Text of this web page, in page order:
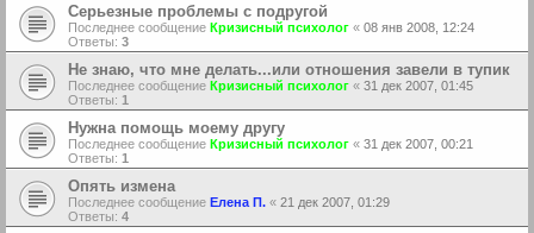
Серьезные проблемы с подругой
Последнее сообщение Кризисный психолог « 08 янв 2008, 12:24
Ответы: 3
Не знаю, что мне делать...или отношения завели в тупик
Последнее сообщение Кризисный психолог « 31 дек 2007, 01:45
Ответы: 1
Нужна помощь моему другу
Последнее сообщение Кризисный психолог « 31 дек 2007, 00:21
Ответы: 1
Опять измена
Последнее сообщение Елена П. « 21 дек 2007, 01:29
Ответы: 4